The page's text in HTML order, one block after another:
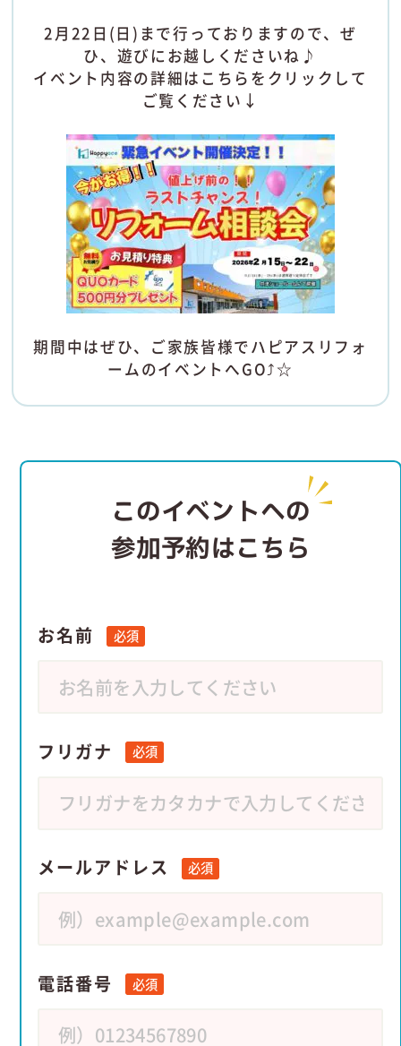
2月22日(日)まで行っておりますので、ぜ
ひ、遊びにお越しくださいね♪
イベント内容の詳細はこちらをクリックして
ご覧ください↓
期間中はぜひ、ご家族皆様でハピアスリフォ
ームのイベントへGO⤴☆
このイベントへの
参加予約はこちら
お名前 必須
フリガナ 必須
メールアドレス 必須
電話番号 必須